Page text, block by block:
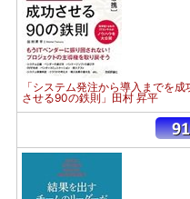
「システム発注から導入までを成
させる90の鉄則」田村 昇平